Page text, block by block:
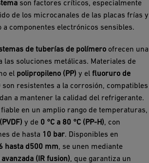
son factores críticos, especialmente
de los microcanales de las placas frías y
componentes electrónicos sensibles.
de tuberías de polímero ofrecen una
las soluciones metálicas. Materiales de
el polipropileno (PP) y el fluoruro de
son resistentes a la corrosión, compatibles
a mantener la calidad del refrigerante.
en un amplio rango de temperaturas,
y de 0 °C a 80 °C (PP-H), con
de hasta 10 bar. Disponibles en
hasta d500 mm, se unen mediante
(IR fusion), que garantiza un